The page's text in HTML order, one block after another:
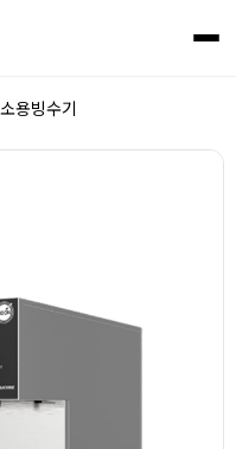
용빙수기